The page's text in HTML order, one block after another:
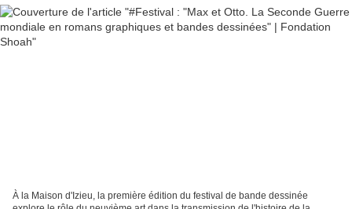
À la Maison d'Izieu, la première édition du festival de bande dessinée